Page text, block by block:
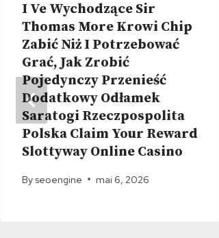
I Ve Wychodzące Sir
Thomas More Krowi Chip
Zabić Niż I Potrzebować
Grać, Jak Zrobić
Pojedynczy Przenieść
Dodatkowy Odłamek
Saratogi Rzeczpospolita
Polska Claim Your Reward
Slottyway Online Casino
By seoengine mai 6, 2026